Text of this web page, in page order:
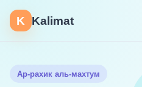
K Kalimat
Ар-рахик аль-махтум